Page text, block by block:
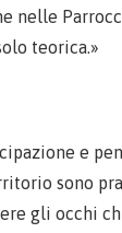
nelle
teorica.»
e
sono
gli occhi